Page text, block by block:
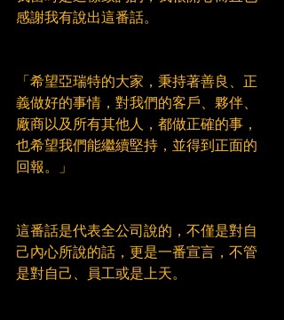
感謝我有說出這番話。
「希望亞瑞特的大家，秉持著善良、正
義做好的事情，對我們的客戶、夥伴、
廠商以及所有其他人，都做正確的事，
也希望我們能繼續堅持，並得到正面的
回報。」
這番話是代表全公司說的，不僅是對自
己內心所說的話，更是一番宣言，不管
是對自己、員工或是上天。